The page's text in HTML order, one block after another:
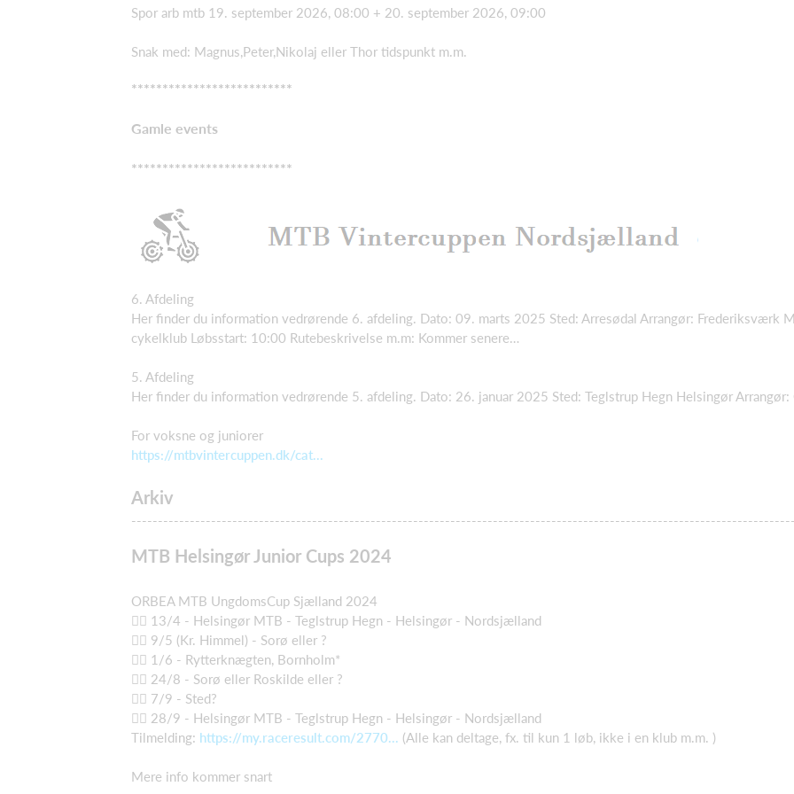
Spor arb mtb 19. september 2026, 08:00 + 20. september 2026, 09:00
Snak med: Magnus,Peter,Nikolaj eller Thor tidspunkt m.m.
**************************
Gamle events
**************************
6. Afdeling
Her finder du information vedrørende 6. afdeling. Dato: 09. marts 2025 Sted: Arresødal Arrangør: Frederiksværk
cykelklub Løbsstart: 10:00 Rutebeskrivelse m.m: Kommer senere…
5. Afdeling
Her finder du information vedrørende 5. afdeling. Dato: 26. januar 2025 Sted: Teglstrup Hegn Helsingør
For voksne og juniorer
https://mtbvintercuppen.dk/cat...
Arkiv
MTB Helsingør Junior Cups 2024
ORBEA MTB UngdomsCup Sjælland 2024
🚴‍♂️ 13/4 - Helsingør MTB - Teglstrup Hegn - Helsingør - Nordsjælland
🚴‍♂️ 9/5 (Kr. Himmel) - Sorø eller ?
🚴‍♂️ 1/6 - Rytterknægten, Bornholm*
🚴‍♂️ 24/8 - Sorø eller Roskilde eller ?
🚴‍♂️ 7/9 - Sted?
🚴‍♂️ 28/9 - Helsingør MTB - Teglstrup Hegn - Helsingør - Nordsjælland
Tilmelding: https://my.raceresult.com/2770... (Alle kan deltage, fx. til kun 1 løb, ikke i en klub m.m. )
Mere info kommer snart